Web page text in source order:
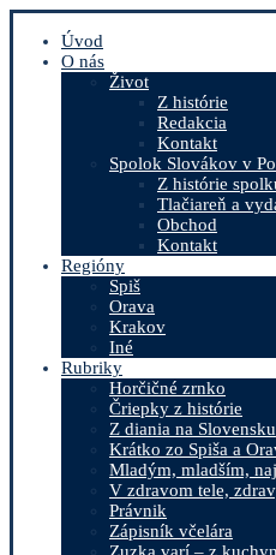
Úvod
O nás
Život
Z histórie
Redakcia
Kontakt
Spolok Slovákov v
Z histórie
Tlačiareň a
Obchod
Kontakt
Regióny
Spiš
Orava
Krakov
Iné
Rubriky
Horčičné zrnko
Čriepky z histórie
Z diania na Slovensku
Krátko zo Spiša a
Mladým, mladším,
V zdravom tele,
Právnik
Zápisník včelára